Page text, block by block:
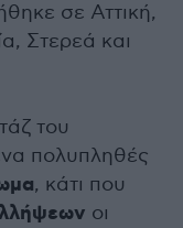
σε Αττική,
Στερεά και
του
πολυπληθές
, κάτι που
οι